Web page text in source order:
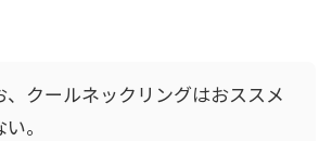
、クールネックリングはおススメ
。